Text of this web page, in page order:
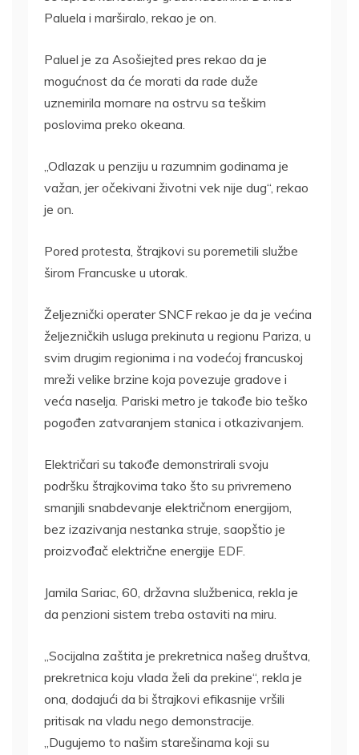
Paluela i marširalo, rekao je on.
Paluel je za Asošiejted pres rekao da je
mogućnost da će morati da rade duže
uznemirila mornare na ostrvu sa teškim
poslovima preko okeana.
„Odlazak u penziju u razumnim godinama je
važan, jer očekivani životni vek nije dug“, rekao
je on.
Pored protesta, štrajkovi su poremetili službe
širom Francuske u utorak.
Željeznički operater SNCF rekao je da je većina
željezničkih usluga prekinuta u regionu Pariza, u
svim drugim regionima i na vodećoj francuskoj
mreži velike brzine koja povezuje gradove i
veća naselja. Pariski metro je takođe bio teško
pogođen zatvaranjem stanica i otkazivanjem.
Električari su takođe demonstrirali svoju
podršku štrajkovima tako što su privremeno
smanjili snabdevanje električnom energijom,
bez izazivanja nestanka struje, saopštio je
proizvođač električne energije EDF.
Jamila Sariac, 60, državna službenica, rekla je
da penzioni sistem treba ostaviti na miru.
„Socijalna zaštita je prekretnica našeg društva,
prekretnica koju vlada želi da prekine“, rekla je
ona, dodajući da bi štrajkovi efikasnije vršili
pritisak na vladu nego demonstracije.
„Dugujemo to našim starešinama koji su